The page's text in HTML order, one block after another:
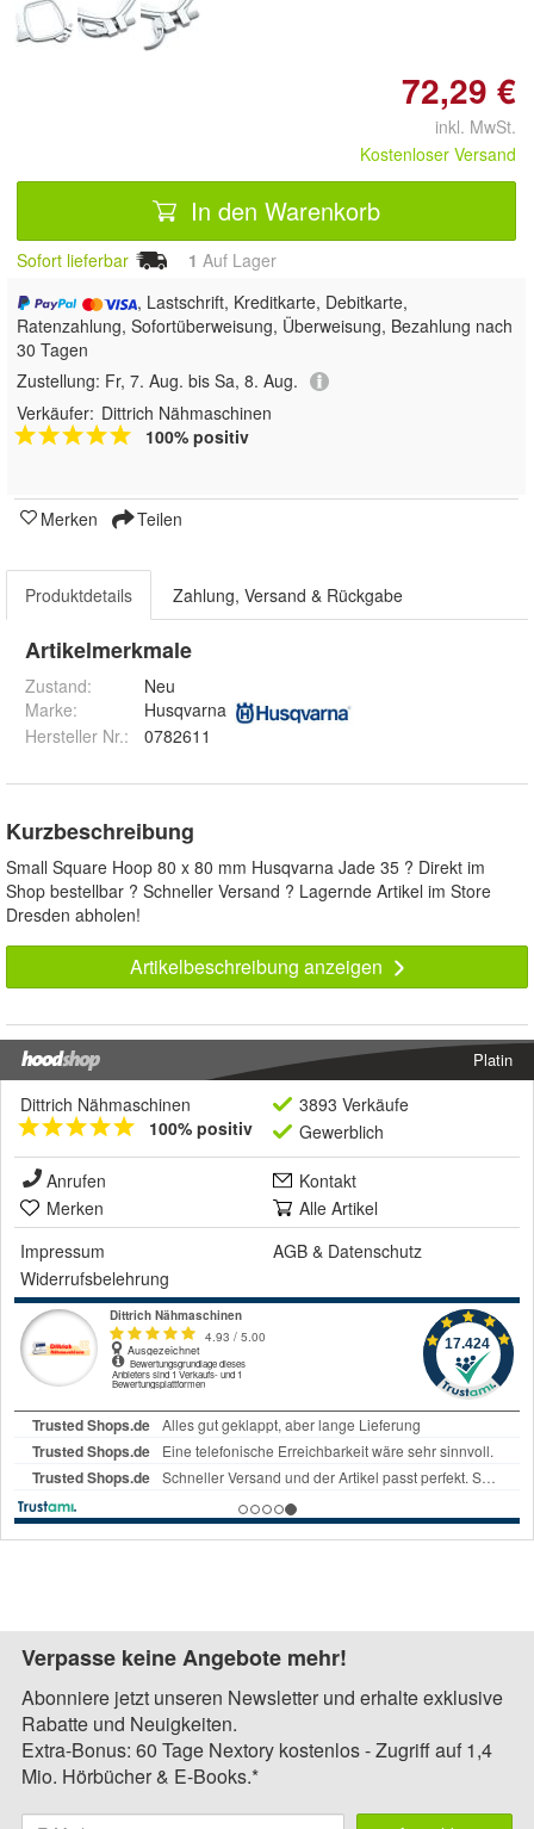
72,29 €
inkl. MwSt.
Kostenloser Versand
In den Warenkorb
Sofort lieferbar 1 Auf Lager
, Lastschrift, Kreditkarte, Debitkarte,
Ratenzahlung, Sofortüberweisung, Überweisung, Bezahlung nach
30 Tagen
Zustellung: Fr, 7. Aug. bis Sa, 8. Aug.
Verkäufer: Dittrich Nähmaschinen
100% positiv
Merken Teilen
Produktdetails Zahlung, Versand & Rückgabe
Artikelmerkmale
Zustand:
Neu
Marke:
Husqvarna
Hersteller Nr.:
0782611
Kurzbeschreibung
Small Square Hoop 80 x 80 mm Husqvarna Jade 35 ? Direkt im
Shop bestellbar ? Schneller Versand ? Lagernde Artikel im Store
Dresden abholen!
Artikelbeschreibung anzeigen
Platin
Dittrich Nähmaschinen
100% positiv
3893 Verkäufe
Gewerblich
Anrufen
Kontakt
Merken
Alle Artikel
Impressum
AGB & Datenschutz
Widerrufsbelehrung
Verpasse keine Angebote mehr!
Abonniere jetzt unseren Newsletter und erhalte exklusive
Rabatte und Neuigkeiten.
Extra-Bonus: 60 Tage Nextory kostenlos - Zugriff auf 1,4
Mio. Hörbücher & E-Books.*